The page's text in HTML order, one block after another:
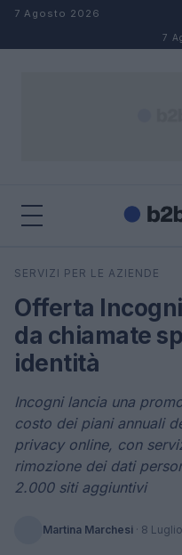
Salta al contenuto
7 Agosto 2026
7
Cerca
SERVIZI PER LE AZIENDE
Offerta
da chiamate
identità
Incogni lancia una
costo dei piani annuali
privacy online, con
rimozione dei dati
2.000 siti aggiuntivi
Martina Marchesi · 8